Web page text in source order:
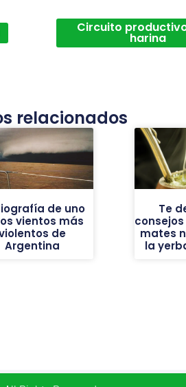
Circuito
harina
relacionados
de uno
vientos más
de
Argentina
Te
mates
la